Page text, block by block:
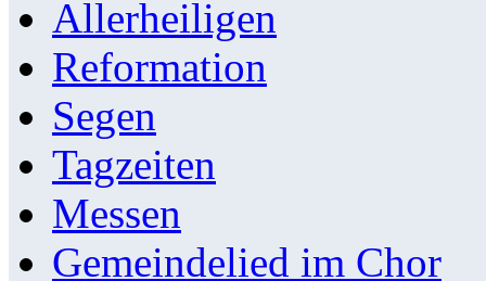
Allerheiligen
Reformation
Segen
Tagzeiten
Messen
Gemeindelied im Chor